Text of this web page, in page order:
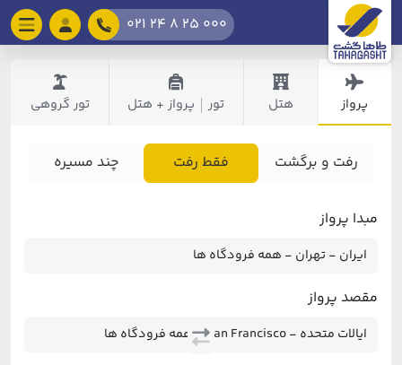
021 24 8 25 000
پرواز هتل تور پرواز + هتل تور گروهی
رفت و برگشت فقط رفت چند مسیره
مبدا پرواز
مقصد پرواز